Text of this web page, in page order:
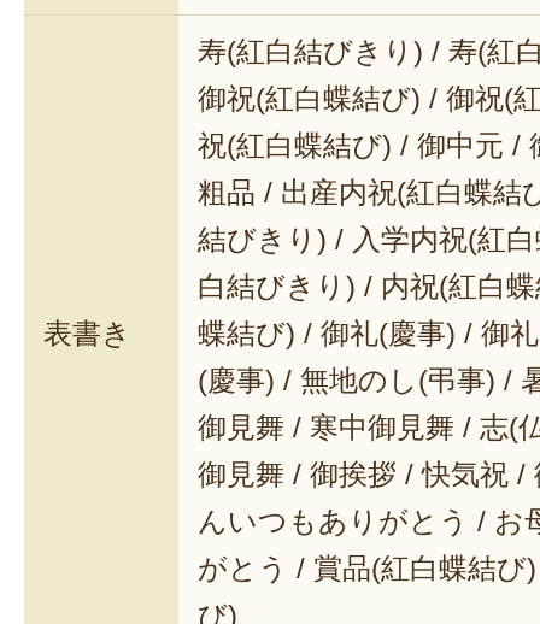
表書き
寿(紅白結びきり) / 寿(紅
御祝(紅白蝶結び) / 御祝(
祝(紅白蝶結び) / 御中元 /
粗品 / 出産内祝(紅白蝶結
結びきり) / 入学内祝(紅
白結びきり) / 内祝(紅白
蝶結び) / 御礼(慶事) / 御
(慶事) / 無地のし(弔事) /
御見舞 / 寒中御見舞 / 志(
御見舞 / 御挨拶 / 快気祝 /
んいつもありがとう / お
がとう / 賞品(紅白蝶結び
び)